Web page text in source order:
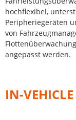
hochflexibel,
Peripheriegeräten
von
angepasst werden.
IN-